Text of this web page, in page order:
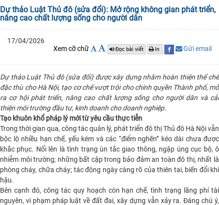
Dự thảo Luật Thủ đô (sửa đổi): Mở rộng không gian phát triển,
nâng cao chất lượng sống cho người dân
17/04/2026
Xem cỡ chữ
Đọc bài viết In Gửi email
Dự thảo Luật Thủ đô (sửa đổi) được xây dựng nhằm hoàn thiện thể chế
đặc thù cho Hà Nội, tạo cơ chế vượt trội cho chính quyền Thành phố, mở
ra cơ hội phát triển, nâng cao chất lượng sống cho người dân và cải
thiện môi trường đầu tư, kinh doanh cho doanh nghiệp.
Tạo khuôn khổ pháp lý mới từ yêu cầu thực tiễn
Trong thời gian qua, công tác quản lý, phát triển đô thị Thủ đô Hà Nội vẫn
bộc lộ nhiều hạn chế, yếu kém và các “điểm nghẽn” kéo dài chưa được
khắc phục. Nổi lên là tình trạng ùn tắc giao thông, ngập úng cục bộ, ô
nhiễm môi trường; những bất cập trong bảo đảm an toàn đô thị, nhất là
phòng cháy, chữa cháy; tác động ngày càng rõ của thiên tai, biến đổi khí
hậu.
Bên cạnh đó, công tác quy hoạch còn hạn chế, tình trạng lãng phí tài
nguyên, vi phạm pháp luật về đất đai, xây dựng vẫn xảy ra. Đáng chú ý,